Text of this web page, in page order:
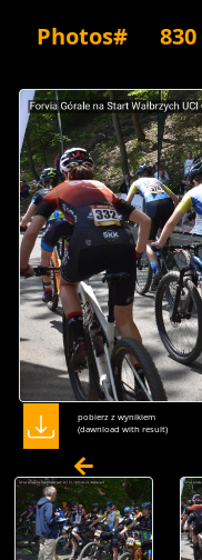
Photos# 830
pobierz z wynikiem
(dawnload with result)